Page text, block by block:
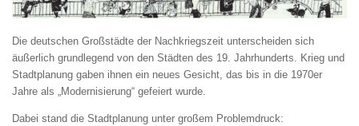
Die deutschen Großstädte der Nachkriegszeit unterscheiden sich
äußerlich grundlegend von den Städten des 19. Jahrhunderts. Krieg und
Stadtplanung gaben ihnen ein neues Gesicht, das bis in die 1970er
Jahre als „Modernisierung“ gefeiert wurde.
Dabei stand die Stadtplanung unter großem Problemdruck: